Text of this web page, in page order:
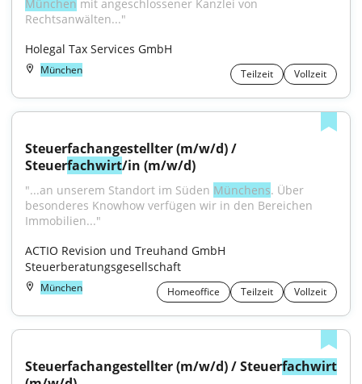
München mit angeschlossener Kanzlei von
Rechtsanwälten..."
Holegal Tax Services GmbH
München Teilzeit Vollzeit
Steuerfachangestellter (m/w/d) /
Steuerfachwirt/in (m/w/d)
"...an unserem Standort im Süden Münchens. Über
besonderes Knowhow verfügen wir in den Bereichen
Immobilien..."
ACTIO Revision und Treuhand GmbH
Steuerberatungsgesellschaft
München Homeoffice Teilzeit Vollzeit
Steuerfachangestellter (m/w/d) / Steuerfachwirt